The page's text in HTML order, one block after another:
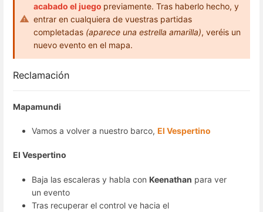
acabado el juego previamente. Tras haberlo hecho, y
entrar en cualquiera de vuestras partidas
completadas (aparece una estrella amarilla), veréis un
nuevo evento en el mapa.
Reclamación
Mapamundi
Vamos a volver a nuestro barco, El Vespertino
El Vespertino
Baja las escaleras y habla con Keenathan para ver
un evento
Tras recuperar el control ve hacia el